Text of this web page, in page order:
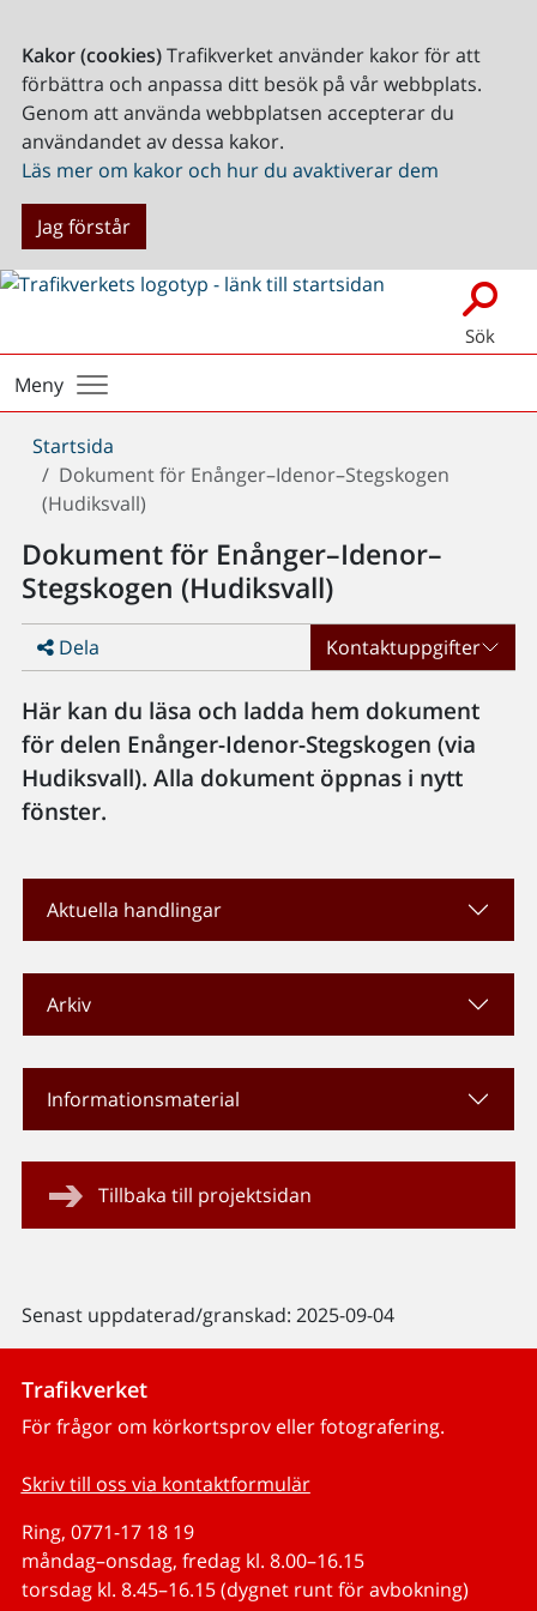
Kakor (cookies)Trafikverket använder kakor för att
förbättra och anpassa ditt besök på vår webbplats.
Genom att använda webbplatsen accepterar du
användandet av dessa kakor.
Läs mer om kakor och hur du avaktiverar dem
Jag förstår
Sök
Meny
Du
är
här:
Startsida
Dokument för Enånger–Idenor–Stegskogen
(Hudiksvall)
Dokument för Enånger–Idenor–
Stegskogen (Hudiksvall)
Dela Kontaktuppgifter
Här kan du läsa och ladda hem dokument
för delen Enånger-Idenor-Stegskogen (via
Hudiksvall). Alla dokument öppnas i nytt
fönster.
Aktuella handlingar
Arkiv
Informationsmaterial
Tillbaka till projektsidan
Senast uppdaterad/granskad: 2025-09-04
Trafikverket
För frågor om körkortsprov eller fotografering.
Skriv till oss via kontaktformulär
Ring, 0771-17 18 19
måndag–onsdag, fredag kl. 8.00–16.15
torsdag kl. 8.45–16.15 (dygnet runt för avbokning)